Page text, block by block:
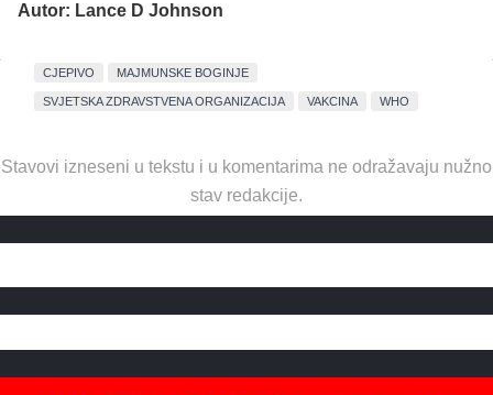
Autor: Lance D Johnson
CJEPIVO MAJMUNSKE BOGINJE
SVJETSKA ZDRAVSTVENA ORGANIZACIJA VAKCINA WHO
Stavovi izneseni u tekstu i u komentarima ne odražavaju nužno
stav redakcije.